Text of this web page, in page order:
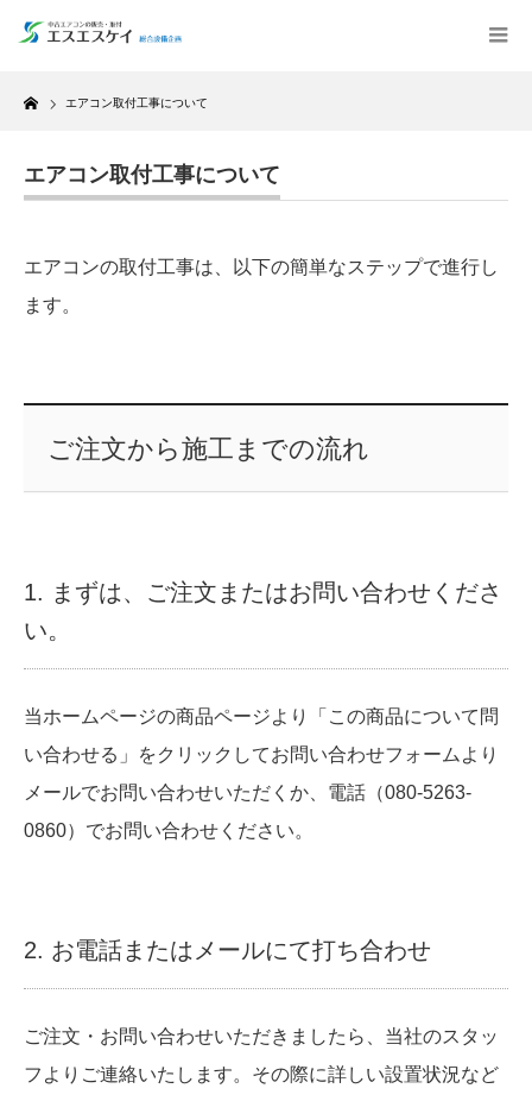
Home
エアコン取付工事について
エアコン取付工事について
エアコンの取付工事は、以下の簡単なステップで進行し
ます。
ご注文から施工までの流れ
1. まずは、ご注文またはお問い合わせくださ
い。
当ホームページの商品ページより「この商品について問
い合わせる」をクリックしてお問い合わせフォームより
メールでお問い合わせいただくか、電話（080-5263-
0860）でお問い合わせください。
2. お電話またはメールにて打ち合わせ
ご注文・お問い合わせいただきましたら、当社のスタッ
フよりご連絡いたします。その際に詳しい設置状況など